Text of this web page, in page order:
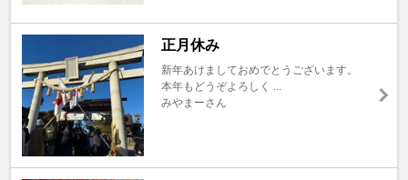
正月休み
新年あけましておめでとうございます。
本年もどうぞよろしく ...
みやまーさん